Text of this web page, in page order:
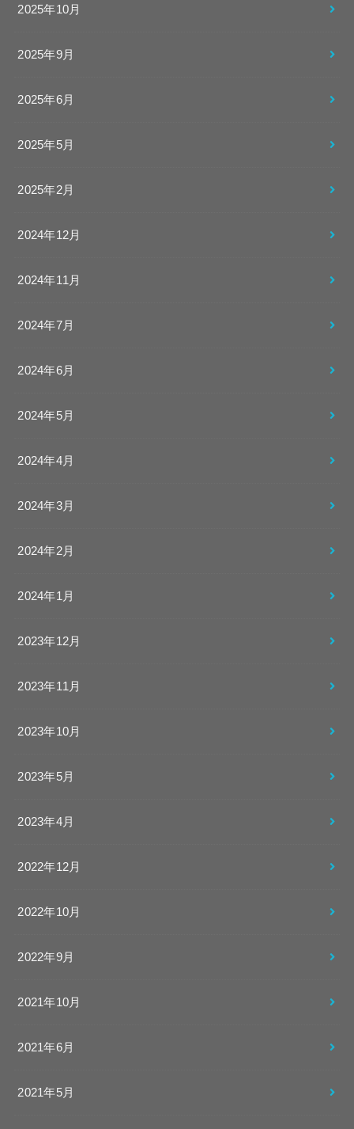
2025年10月
2025年9月
2025年6月
2025年5月
2025年2月
2024年12月
2024年11月
2024年7月
2024年6月
2024年5月
2024年4月
2024年3月
2024年2月
2024年1月
2023年12月
2023年11月
2023年10月
2023年5月
2023年4月
2022年12月
2022年10月
2022年9月
2021年10月
2021年6月
2021年5月